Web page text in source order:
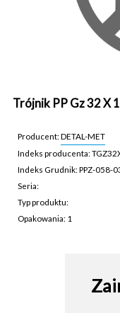
Trójnik PP Gz 32 X
Producent:DETAL-MET
Indeks producenta:
Indeks Grudnik: PPZ-058-
Seria:
Typ produktu:
Opakowania: 1